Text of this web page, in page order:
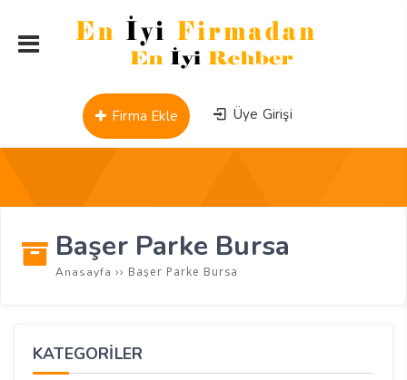
Üye Girişi
Firma Ekle
Başer Parke Bursa
Anasayfa ›› Başer Parke Bursa
KATEGORİLER